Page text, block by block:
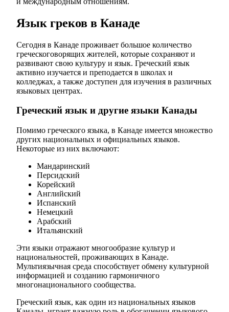
Язык греков в Канаде
Сегодня в Канаде проживает большое количество
греческоговорящих жителей, которые сохраняют и
развивают свою культуру и язык. Греческий язык
активно изучается и преподается в школах и
колледжах, а также доступен для изучения в различных
языковых центрах.
Греческий язык и другие языки Канады
Помимо греческого языка, в Канаде имеется множество
других национальных и официальных языков.
Некоторые из них включают:
Мандаринский
Персидский
Корейский
Английский
Испанский
Немецкий
Арабский
Итальянский
Эти языки отражают многообразие культур и
национальностей, проживающих в Канаде.
Мультиязычная среда способствует обмену культурной
информацией и созданию гармоничного
многонационального сообщества.
Греческий язык, как один из национальных языков